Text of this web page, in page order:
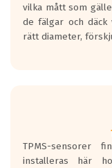
vilka mått som
de fälgar och
rätt diameter,
TPMS-sensorer
installeras här